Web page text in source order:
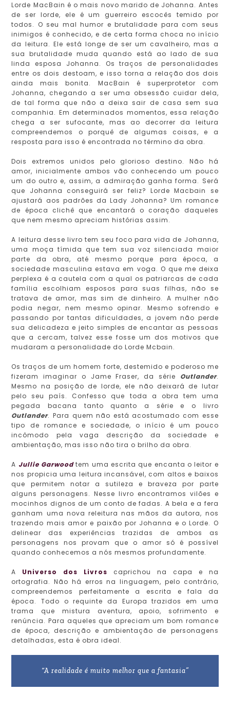
Lorde MacBain é o mais novo marido de Johanna. Antes
de ser lorde, ele é um guerreiro escocês temido por
todos. O seu mal humor e brutalidade para com seus
inimigos é conhecido, e de certa forma choca no início
da leitura. Ele está longe de ser um cavalheiro, mas a
sua brutalidade muda quando está ao lado de sua
linda esposa Johanna. Os traços de personalidades
entre os dois destoam, e isso torna a relação dos dois
ainda mais bonita. MacBain é superprotetor com
Johanna, chegando a ser uma obsessão cuidar dela,
de tal forma que não a deixa sair de casa sem sua
companhia. Em determinados momentos, essa relação
chega a ser sufocante, mas ao decorrer da leitura
compreendemos o porquê de algumas coisas, e a
resposta para isso é encontrada no término da obra.
Dois extremos unidos pelo glorioso destino. Não há
amor, inicialmente ambos vão conhecendo um pouco
um do outro e, assim, a admiração ganha forma. Será
que Johanna conseguirá ser feliz? Lorde Macbain se
ajustará aos padrões da Lady Johanna? Um romance
de época clichê que encantará o coração daqueles
que nem mesmo apreciam histórias assim.
A leitura desse livro tem seu foco para vida de Johanna,
uma moça tímida que tem sua voz silenciada maior
parte da obra, até mesmo porque para época, a
sociedade masculina estava em voga. O que me deixa
perplexa é a cautela com a qual os patriarcas de cada
família escolhiam esposos para suas filhas, não se
tratava de amor, mas sim de dinheiro. A mulher não
podia negar, nem mesmo opinar. Mesmo sofrendo e
passando por tantas dificuldades, a jovem não perde
sua delicadeza e jeito simples de encantar as pessoas
que a cercam, talvez esse fosse um dos motivos que
mudaram a personalidade do Lorde Mcbain.
Os traços de um homem forte, destemido e poderoso me
fizeram imaginar o Jame Fraser, da série Outlander.
Mesmo na posição de lorde, ele não deixará de lutar
pelo seu país. Confesso que toda a obra tem uma
pegada bacana tanto quanto a série e o livro
Outlander. Para quem não está acostumado com esse
tipo de romance e sociedade, o início é um pouco
incômodo pela vaga descrição da sociedade e
ambientação, mas isso não tira o brilho da obra.
A Jullie Garwoodtem uma escrita que encanta o leitor e
nos propicia uma leitura incansável, com altos e baixos
que permitem notar a sutileza e braveza por parte
alguns personagens. Nesse livro encontramos vilões e
mocinhos dignos de um conto de fadas. A bela e a fera
ganham uma nova releitura nas mãos da autora, nos
trazendo mais amor e paixão por Johanna e o Lorde. O
delinear das experiências trazidas de ambos as
personagens nos provam que o amor só é possível
quando conhecemos a nós mesmos profundamente.
A Universo dos Livros caprichou na capa e na
ortografia. Não há erros na linguagem, pelo contrário,
compreendemos perfeitamente a escrita e fala da
época. Todo o requinte da Europa trazidos em uma
trama que mistura aventura, apoio, sofrimento e
renúncia. Para aqueles que apreciam um bom romance
de época, descrição e ambientação de personagens
detalhadas, esta é obra ideal.
“A realidade é muito melhor que a fantasia”